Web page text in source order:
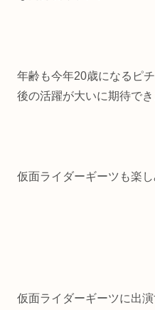
年齢も今年20歳になるピ
後の活躍が大いに期待でき
仮面ライダーギーツも楽し
仮面ライダーギーツに出